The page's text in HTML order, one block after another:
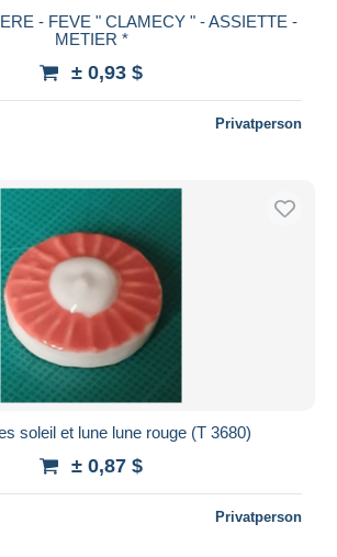
- FEVE " CLAMECY " - ASSIETTE -
METIER *
± 0,93 $
Privatperson
soleil et lune lune rouge (T 3680)
± 0,87 $
Privatperson